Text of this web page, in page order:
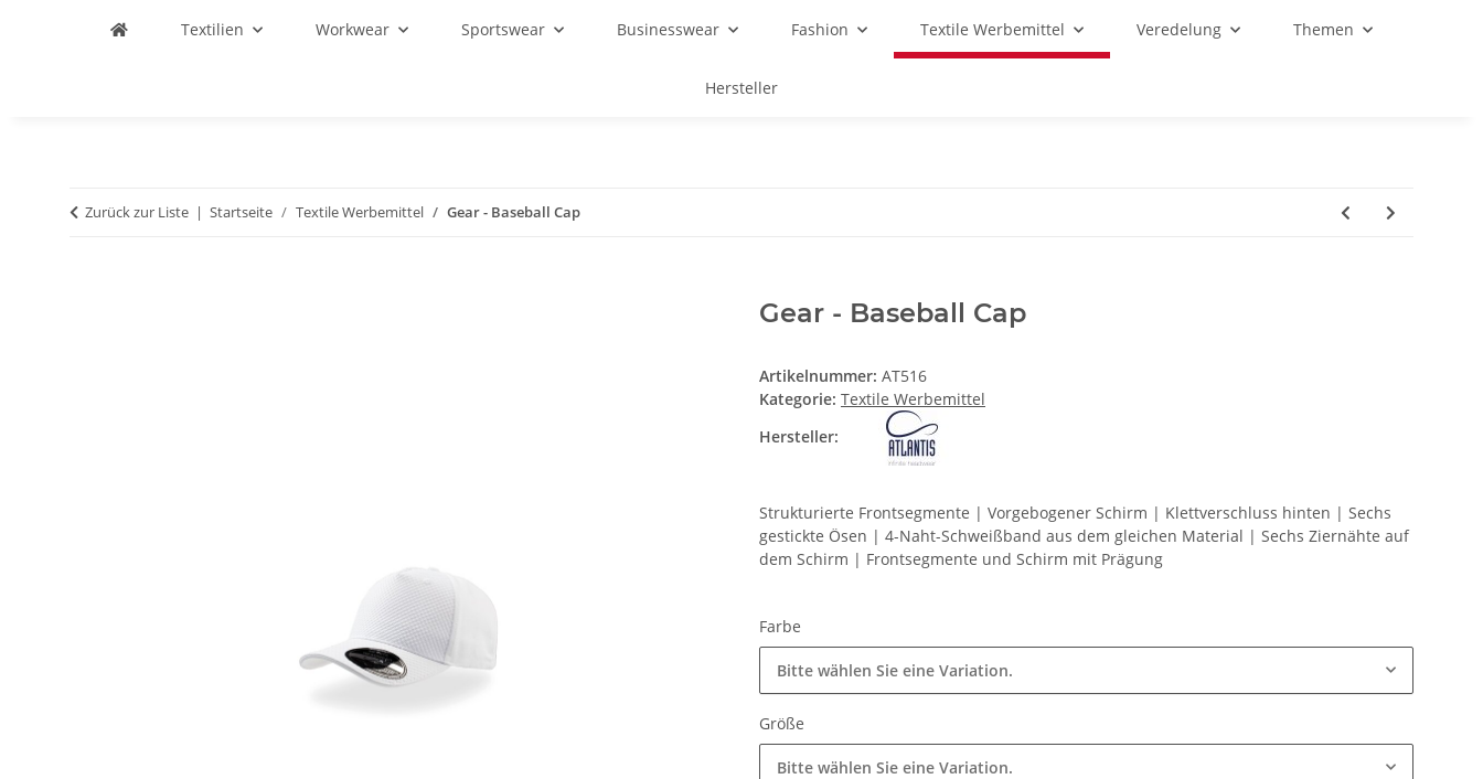
Textilien Workwear Sportswear Businesswear Fashion Textile Werbemittel Veredelung Themen
Hersteller
Zurück zur Liste Startseite Textile Werbemittel Gear - Baseball Cap
Gear - Baseball Cap
Artikelnummer: AT516
Kategorie: Textile Werbemittel
Hersteller:
Strukturierte Frontsegmente | Vorgebogener Schirm | Klettverschluss hinten | Sechs
gestickte Ösen | 4-Naht-Schweißband aus dem gleichen Material | Sechs Ziernähte auf
dem Schirm | Frontsegmente und Schirm mit Prägung
Farbe
Bitte wählen Sie eine Variation.
Größe
Bitte wählen Sie eine Variation.